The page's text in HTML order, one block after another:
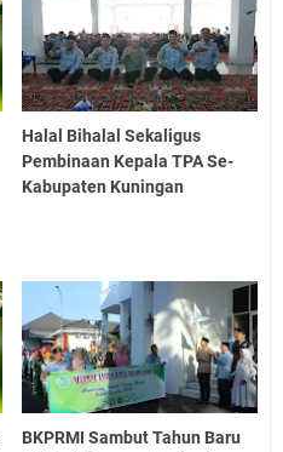
Halal Bihalal Sekaligus
Pembinaan Kepala TPA Se-
Kabupaten Kuningan
BKPRMI Sambut Tahun Baru